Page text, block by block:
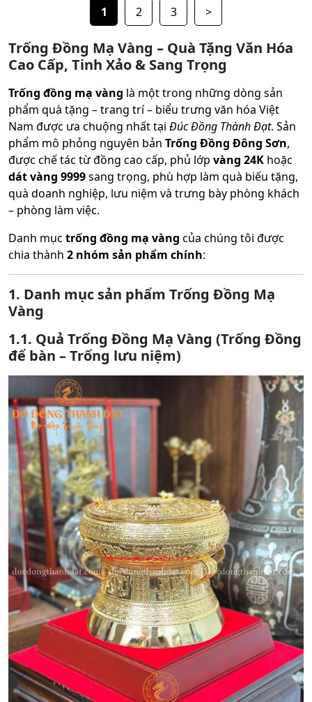
1 2 3 >
Trống Đồng Mạ Vàng – Quà Tặng Văn Hóa
Cao Cấp, Tinh Xảo & Sang Trọng
Trống đồng mạ vàng là một trong những dòng sản
phẩm quà tặng – trang trí – biểu trưng văn hóa Việt
Nam được ưa chuộng nhất tại Đúc Đồng Thành Đạt. Sản
phẩm mô phỏng nguyên bản Trống Đồng Đông Sơn,
được chế tác từ đồng cao cấp, phủ lớp vàng 24K hoặc
dát vàng 9999sang trọng, phù hợp làm quà biếu tặng,
quà doanh nghiệp, lưu niệm và trưng bày phòng khách
– phòng làm việc.
Danh mục trống đồng mạ vàng của chúng tôi được
chia thành 2 nhóm sản phẩm chính:
1. Danh mục sản phẩm Trống Đồng Mạ
Vàng
1.1. Quả Trống Đồng Mạ Vàng (Trống Đồng
để bàn – Trống lưu niệm)